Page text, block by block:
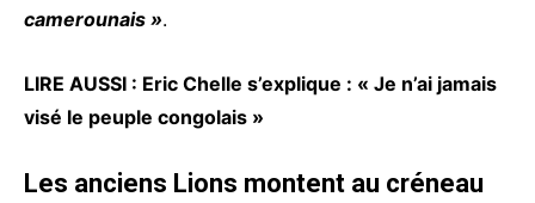
camerounais ».
LIRE AUSSI : Eric Chelle s’explique : « Je n’ai jamais
visé le peuple congolais »
Les anciens Lions montent au créneau